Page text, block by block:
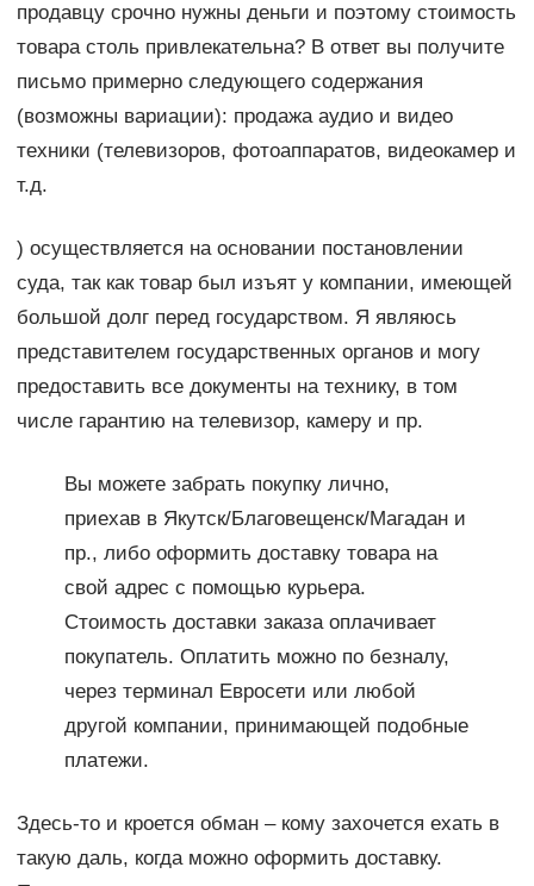
продавцу срочно нужны деньги и поэтому стоимость
товара столь привлекательна? В ответ вы получите
письмо примерно следующего содержания
(возможны вариации): продажа аудио и видео
техники (телевизоров, фотоаппаратов, видеокамер и
т.д.
) осуществляется на основании постановлении
суда, так как товар был изъят у компании, имеющей
большой долг перед государством. Я являюсь
представителем государственных органов и могу
предоставить все документы на технику, в том
числе гарантию на телевизор, камеру и пр.
Вы можете забрать покупку лично,
приехав в Якутск/Благовещенск/Магадан и
пр., либо оформить доставку товара на
свой адрес с помощью курьера.
Стоимость доставки заказа оплачивает
покупатель. Оплатить можно по безналу,
через терминал Евросети или любой
другой компании, принимающей подобные
платежи.
Здесь-то и кроется обман – кому захочется ехать в
такую даль, когда можно оформить доставку.